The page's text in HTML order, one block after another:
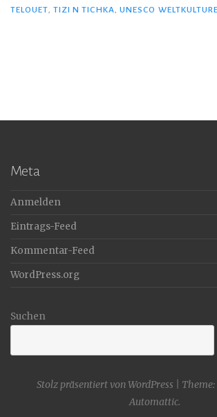
TELOUET, TIZI N TICHKA, UNESCO
Meta
Anmelden
Eintrags-Feed
Kommentar-Feed
WordPress.org
Suchen
Stolz präsentiert von WordPress
Automattic.